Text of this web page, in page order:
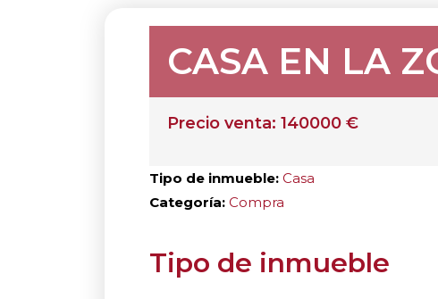
CASA EN LA
Precio venta: 140000 €
Tipo de inmueble: Casa
Categoría: Compra
Tipo de inmueble